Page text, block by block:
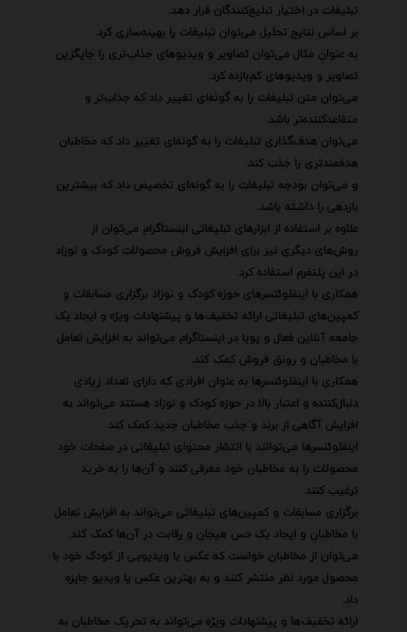
تبلیغات در اختیار تبلیغ‌کنندگان قرار دهد.
بر اساس نتایج تحلیل می‌توان تبلیغات را بهینه‌سازی کرد.
به عنوان مثال می‌توان تصاویر و ویدیوهای جذاب‌تری را جایگزین
تصاویر و ویدیوهای کم‌بازده کرد.
می‌توان متن تبلیغات را به گونه‌ای تغییر داد که جذاب‌تر و
متقاعدکننده‌تر باشد.
می‌توان هدف‌گذاری تبلیغات را به گونه‌ای تغییر داد که مخاطبان
هدفمندتری را جذب کند.
و می‌توان بودجه تبلیغات را به گونه‌ای تخصیص داد که بیشترین
بازدهی را داشته باشد.
علاوه بر استفاده از ابزارهای تبلیغاتی اینستاگرام می‌توان از
روش‌های دیگری نیز برای افزایش فروش محصولات کودک و نوزاد
در این پلتفرم استفاده کرد.
همکاری با اینفلوئنسرهای حوزه کودک و نوزاد برگزاری مسابقات و
کمپین‌های تبلیغاتی ارائه تخفیف‌ها و پیشنهادات ویژه و ایجاد یک
جامعه آنلاین فعال و پویا در اینستاگرام می‌تواند به افزایش تعامل
با مخاطبان و رونق فروش کمک کند.
همکاری با اینفلوئنسرها به عنوان افرادی که دارای تعداد زیادی
دنبال‌کننده و اعتبار بالا در حوزه کودک و نوزاد هستند می‌تواند به
افزایش آگاهی از برند و جذب مخاطبان جدید کمک کند.
اینفلوئنسرها می‌توانند با انتشار محتوای تبلیغاتی در صفحات خود
محصولات را به مخاطبان خود معرفی کنند و آن‌ها را به خرید
ترغیب کنند.
برگزاری مسابقات و کمپین‌های تبلیغاتی می‌تواند به افزایش تعامل
با مخاطبان و ایجاد یک حس هیجان و رقابت در آن‌ها کمک کند.
می‌توان از مخاطبان خواست که عکس یا ویدیویی از کودک خود با
محصول مورد نظر منتشر کنند و به بهترین عکس یا ویدیو جایزه
داد.
ارائه تخفیف‌ها و پیشنهادات ویژه می‌تواند به تحریک مخاطبان به